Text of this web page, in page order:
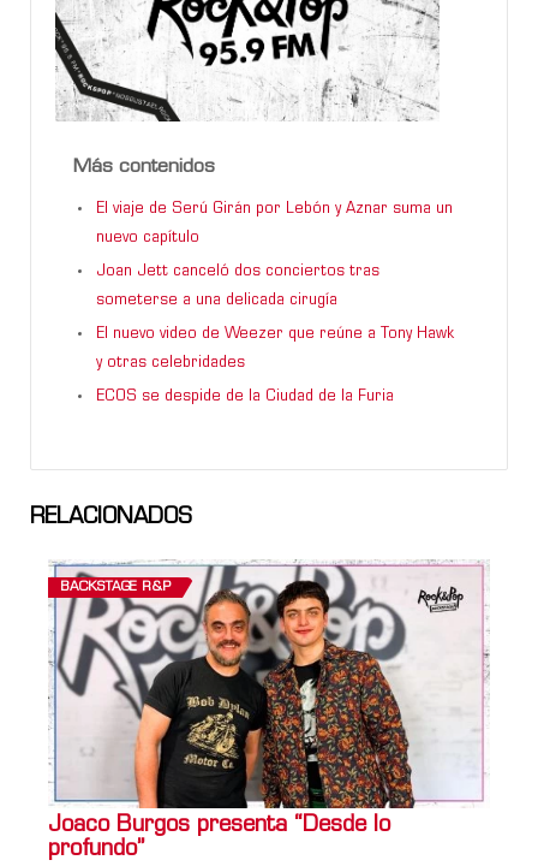
Más contenidos
El viaje de Serú Girán por Lebón y Aznar suma un
nuevo capítulo
Joan Jett canceló dos conciertos tras
someterse a una delicada cirugía
El nuevo video de Weezer que reúne a Tony Hawk
y otras celebridades
ECOS se despide de la Ciudad de la Furia
RELACIONADOS
BACKSTAGE R&P
Joaco Burgos presenta “Desde lo
profundo”